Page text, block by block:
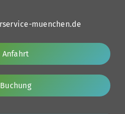
muenchen.de
Anfahrt
Buchung